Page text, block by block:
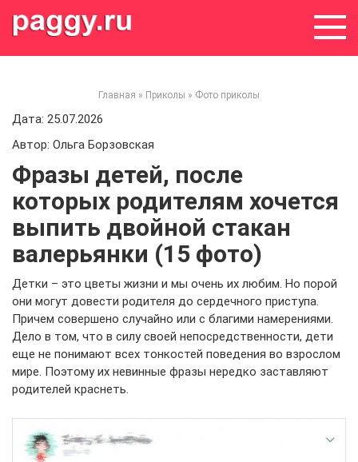
Главная » Приколы » Фото приколы
Дата: 25.07.2026
Автор: Ольга Борзовская
Фразы детей, после
которых родителям хочется
выпить двойной стакан
валерьянки (15 фото)
Детки – это цветы жизни и мы очень их любим. Но порой
они могут довести родителя до сердечного приступа.
Причем совершено случайно или с благими намерениями.
Дело в том, что в силу своей непосредственности, дети
еще не понимают всех тонкостей поведения во взрослом
мире. Поэтому их невинные фразы нередко заставляют
родителей краснеть.